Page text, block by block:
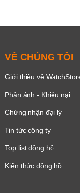
VỀ CHÚNG TÔI
Giới thiệu về
Phản ánh - Khiếu nại
Chứng nhận đại lý
Tin tức công ty
Top list đồng hồ
Kiến thức đồng hồ